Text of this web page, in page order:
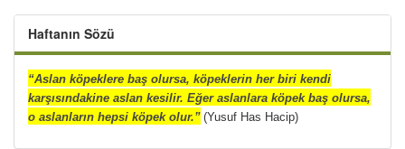
Haftanın Sözü
“Aslan köpeklere baş olursa, köpeklerin her biri kendi
karşısındakine aslan kesilir. Eğer aslanlara köpek baş olursa,
o aslanların hepsi köpek olur.” (Yusuf Has Hacip)